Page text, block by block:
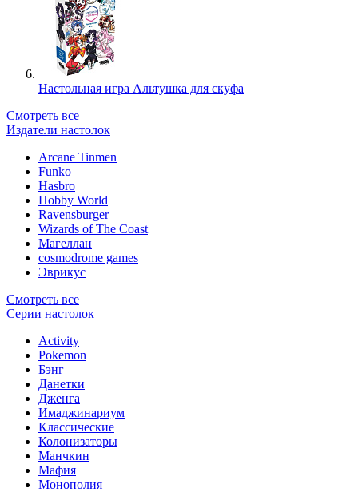
Настольная игра Альтушка для скуфа
Смотреть все
Издатели настолок
Arcane Tinmen
Funko
Hasbro
Hobby World
Ravensburger
Wizards of The Coast
Магеллан
сosmodrome games
Эврикус
Смотреть все
Серии настолок
Activity
Pokemon
Бэнг
Данетки
Дженга
Имаджинариум
Классические
Колонизаторы
Манчкин
Мафия
Монополия